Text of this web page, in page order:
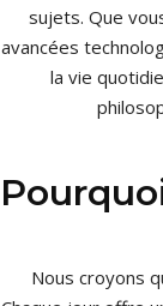
sujets. Que
avancées
la vie
Nous croyons